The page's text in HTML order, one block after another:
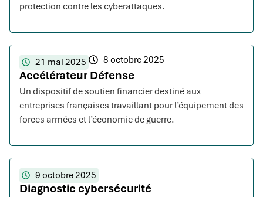
protection contre les cyberattaques.
21 mai 2025 8 octobre 2025
Accélérateur Défense
Un dispositif de soutien financier destiné aux
entreprises françaises travaillant pour l’équipement des
forces armées et l’économie de guerre.
9 octobre 2025
Diagnostic cybersécurité